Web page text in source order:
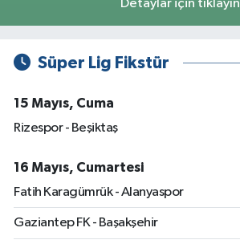
Detaylar için tıklayın
Süper Lig Fikstür
15 Mayıs, Cuma
Rizespor - Beşiktaş
16 Mayıs, Cumartesi
Fatih Karagümrük - Alanyaspor
Gaziantep FK - Başakşehir